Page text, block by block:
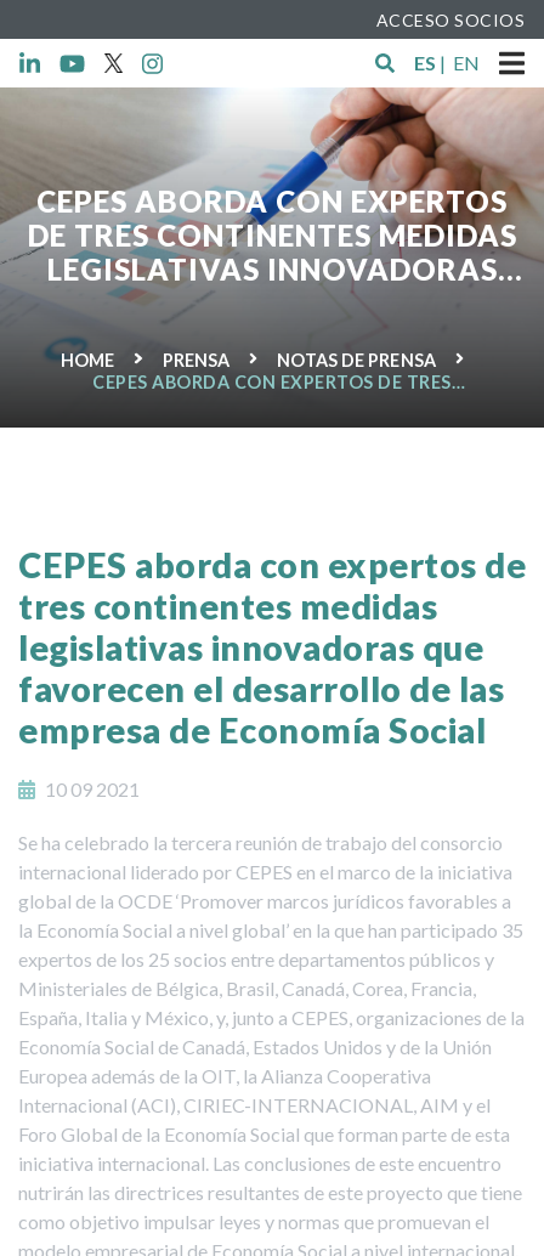
ACCESO SOCIOS
ES | EN
CEPES ABORDA CON EXPERTOS
DE TRES CONTINENTES MEDIDAS
LEGISLATIVAS INNOVADORAS
QUE FAVORECEN EL DESARROLLO
DE LAS EMPRESA DE ECONOMÍA
SOCIAL
HOME PRENSA
NOTAS DE PRENSA
CEPES ABORDA CON EXPERTOS DE TRES
INNOVADORAS QUE FAVORECEN EL DESARROLLO
CEPES aborda con expertos de
tres continentes medidas
legislativas innovadoras que
favorecen el desarrollo de las
empresa de Economía Social
10 09 2021
Se ha celebrado la tercera reunión de trabajo del consorcio
internacional liderado por CEPES en el marco de la iniciativa
global de la OCDE ‘Promover marcos jurídicos favorables a
la Economía Social a nivel global’ en la que han participado 35
expertos de los 25 socios entre departamentos públicos y
Ministeriales de Bélgica, Brasil, Canadá, Corea, Francia,
España, Italia y México, y, junto a CEPES, organizaciones de la
Economía Social de Canadá, Estados Unidos y de la Unión
Europea además de la OIT, la Alianza Cooperativa
Internacional (ACI), CIRIEC-INTERNACIONAL, AIM y el
Foro Global de la Economía Social que forman parte de esta
iniciativa internacional. Las conclusiones de este encuentro
nutrirán las directrices resultantes de este proyecto que tiene
como objetivo impulsar leyes y normas que promuevan el
modelo empresarial de Economía Social a nivel internacional.